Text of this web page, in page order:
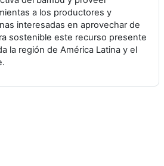
a los productores y
interesadas en aprovechar de
sostenible este recurso presente
la región de América Latina y el